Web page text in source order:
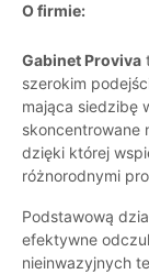
O firmie:
Gabinet Proviva
szerokim
mająca siedzibę
skoncentrowane
dzięki której
różnorodnymi
Podstawową
efektywne
nieinwazyjnych